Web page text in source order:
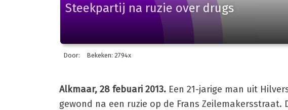
Steekpartij na ruzie over drugs
Door: Bekeken: 2794x
Alkmaar, 28 febuari 2013. Een 21-jarige man uit
gewond na een ruzie op de Frans